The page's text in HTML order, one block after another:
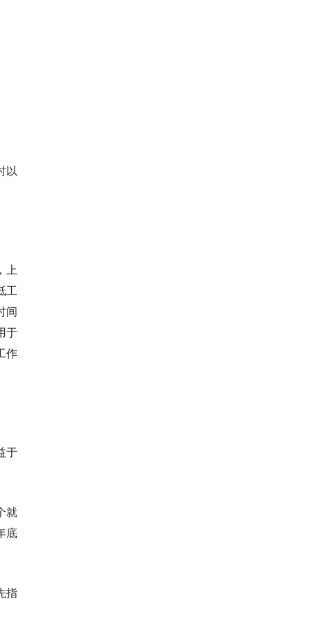
以
上
工
间
于
作
于
就
底
指